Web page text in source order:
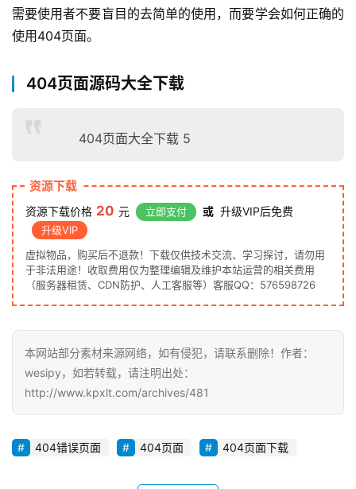
需要使用者不要盲目的去简单的使用，而要学会如何正确的
使用404页面。
404页面源码大全下载
404页面大全下载 5
资源下载
资源下载价格 20 元 立即支付 或 升级VIP后免费
升级VIP
虚拟物品，购买后不退款！下载仅供技术交流、学习探讨，请勿用
于非法用途！收取费用仅为整理编辑及维护本站运营的相关费用
（服务器租赁、CDN防护、人工客服等）客服QQ：576598726
本网站部分素材来源网络，如有侵犯，请联系删除！作者：
wesipy，如若转载，请注明出处：
http://www.kpxlt.com/archives/481
404错误页面 404页面 404页面下载